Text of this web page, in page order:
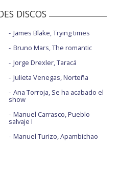
DISCOS
James Blake, Trying times
Bruno Mars, The romantic
Jorge Drexler, Taracá
Julieta Venegas, Norteña
Ana Torroja, Se ha acabado el
show
Manuel Carrasco, Pueblo
salvaje I
Manuel Turizo, Apambichao